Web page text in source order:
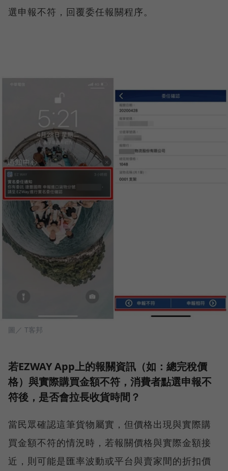
選申報不符，回覆委任報關程序。
圖／ T客邦
若EZWAY App上的報關資訊（如：總完稅價
格）與實際購買金額不符，消費者點選申報不
符後，是否會拉長收貨時間？
當民眾確認這筆貨物屬實，但價格出現與實際購
買金額不符的情況時，若報關價格與實際金額接
近，則可能是匯率波動或平台與賣家間的折扣價